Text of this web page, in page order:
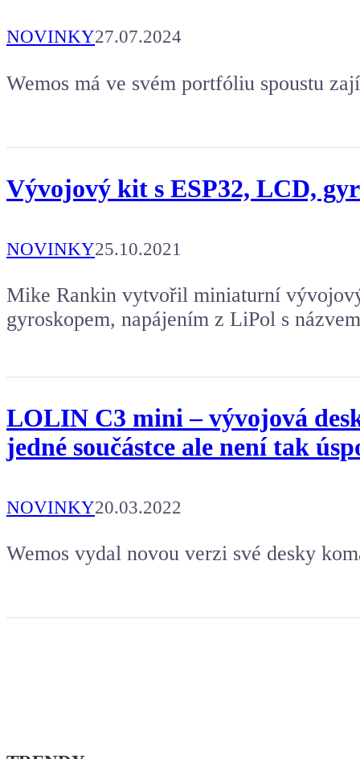
NOVINKY27.07.2024
Wemos má ve svém portfóliu spoustu
Vývojový kit s ESP32, LCD,
NOVINKY25.10.2021
Mike Rankin vytvořil miniaturní
gyroskopem, napájením z LiPol s
LOLIN C3 mini – vývojová
jedné součástce ale není tak
NOVINKY20.03.2022
Wemos vydal novou verzi své desky